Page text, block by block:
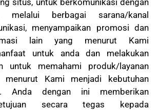
melalui berbagai sarana/kanal
menyampaikan promosi dan
lain yang menurut Kami
untuk anda dan melakukan
untuk memahami produk/layanan
menurut Kami menjadi kebutuhan
Anda dengan ini memberikan
secara tegas kepada